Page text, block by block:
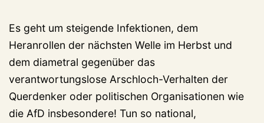
Es geht um steigende Infektionen, dem
Heranrollen der nächsten Welle im Herbst und
dem diametral gegenüber das
verantwortungslose Arschloch-Verhalten der
Querdenker oder politischen Organisationen wie
die AfD insbesondere! Tun so national,